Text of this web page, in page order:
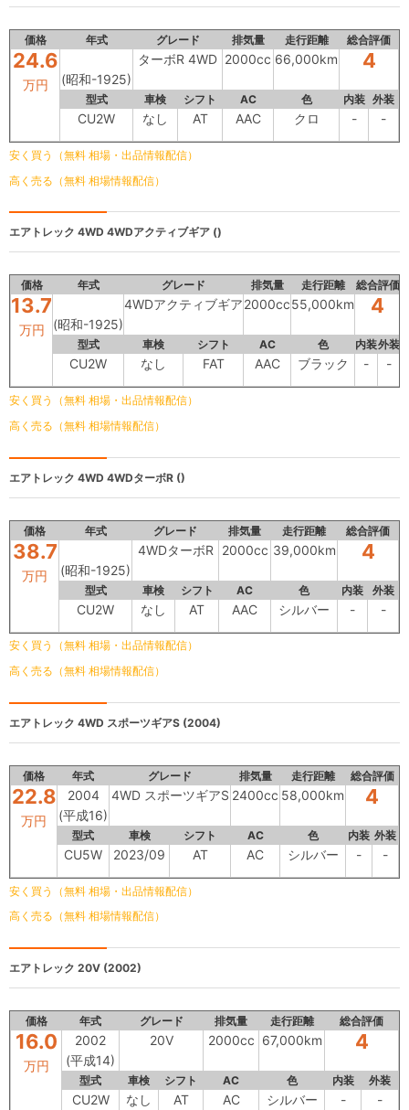
価格 年式 グレード 排気量 走行距離 総合評価
24.6
万円 (昭和-1925)
ターボR 4WD 2000cc 66,000km 4
型式 車検 シフト AC 色 内装 外装
CU2W なし AT AAC クロ - -
安く買う（無料 相場・出品情報配信）
高く売る（無料 相場情報配信）
エアトレック 4WD 4WDアクティブギア ()
価格 年式 グレード 排気量 走行距離 総合評価
13.7
万円 (昭和-1925)
4WDアクティブギア2000cc55,000km 4
型式 車検 シフト AC 色 内装外装
CU2W なし FAT AAC ブラック - -
安く買う（無料 相場・出品情報配信）
高く売る（無料 相場情報配信）
エアトレック 4WD 4WDターボR ()
価格 年式 グレード 排気量 走行距離 総合評価
38.7
万円 (昭和-1925)
4WDターボR 2000cc 39,000km 4
型式 車検 シフト AC 色 内装 外装
CU2W なし AT AAC シルバー - -
安く買う（無料 相場・出品情報配信）
高く売る（無料 相場情報配信）
エアトレック 4WD スポーツギアS (2004)
価格 年式 グレード 排気量 走行距離 総合評価
22.8
万円
2004
(平成16)
4WD スポーツギアS 2400cc 58,000km 4
型式 車検 シフト AC 色 内装 外装
CU5W 2023/09 AT AC シルバー - -
安く買う（無料 相場・出品情報配信）
高く売る（無料 相場情報配信）
エアトレック 20V (2002)
価格 年式 グレード 排気量 走行距離 総合評価
16.0
万円
2002
(平成14)
20V 2000cc 67,000km 4
型式 車検 シフト AC 色 内装 外装
CU2W なし AT AC シルバー - -